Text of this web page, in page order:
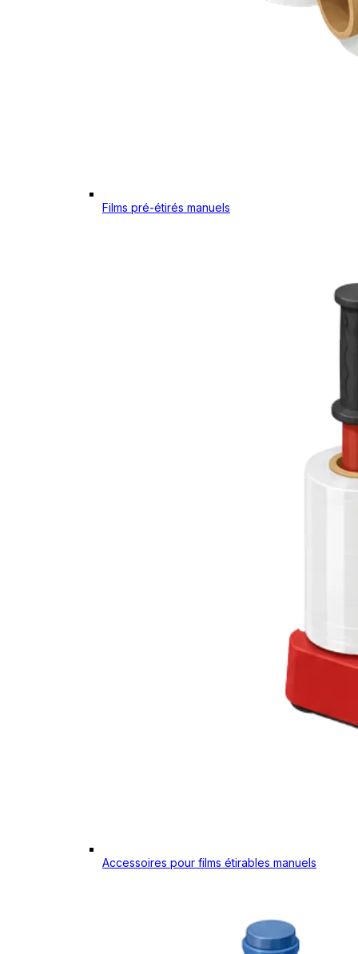
Films pré-étirés manuels
Accessoires pour films étirables manuels